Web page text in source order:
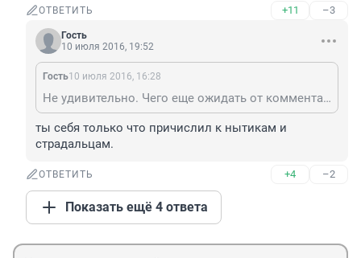
ОТВЕТИТЬ +11 –3
Гость
10 июля 2016, 19:52
Гость10 июля 2016, 16:28
Не удивительно. Чего еще ожидать от комментаторов 74, где одни нытики да страдальцы.
ты себя только что причислил к нытикам и
страдальцам.
ОТВЕТИТЬ +4 –2
Показать ещё 4 ответа